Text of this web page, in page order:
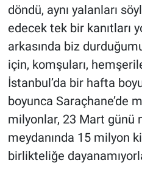
döndü, aynı yalanları
edecek tek bir kanıtları
arkasında biz
için, komşuları,
İstanbul’da bir hafta
boyunca Saraçhane’de
milyonlar, 23 Mart günü
meydanında 15 milyon
birlikteliğe